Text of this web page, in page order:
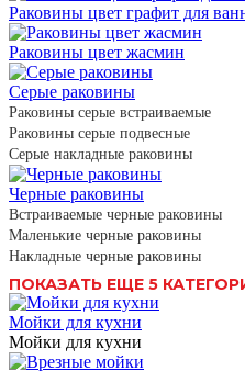
Раковины цвет графит для
Раковины цвет жасмин
Серые раковины
Раковины серые встраиваемые
Раковины серые подвесные
Серые накладные раковины
Черные раковины
Встраиваемые черные раковины
Маленькие черные раковины
Накладные черные раковины
ПОКАЗАТЬ ЕЩЕ 5
Мойки для кухни
Мойки для кухни